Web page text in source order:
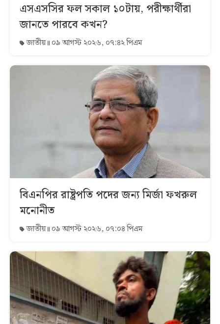
এসএসসির ফল সকাল ১০টায়, পরীক্ষার্থীরা
জানতে পারবে কখন?
জাতীয় ০৯ আগস্ট ২০২৬, ০৭:৪২ পিএম
বিএনপির রাষ্ট্রপতি পদের জন্য মির্জা ফখরুল
মনোনীত
জাতীয় ০৯ আগস্ট ২০২৬, ০৭:০৪ পিএম